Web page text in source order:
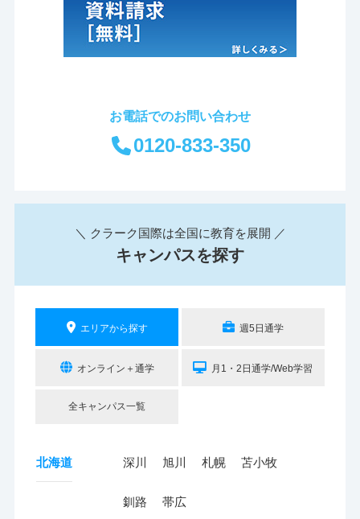
お電話でのお問い合わせ
0120-833-350
＼ クラーク国際は全国に教育を展開 ／
キャンパスを探す
エリアから探す 週5日通学
オンライン＋通学 月1・2日通学/Web学習
全キャンパス一覧
北海道 深川 旭川 札幌 苫小牧
釧路 帯広